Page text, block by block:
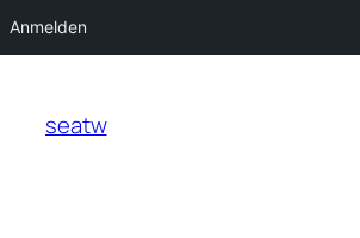
Anmelden
springen
seatw